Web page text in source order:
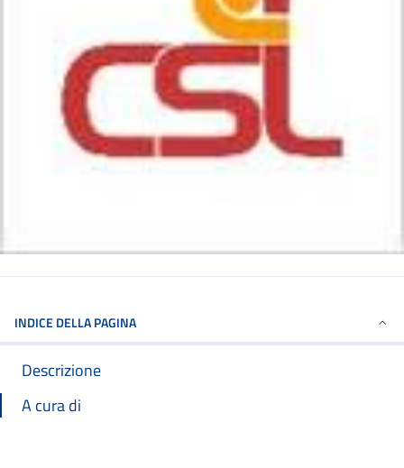
INDICE DELLA PAGINA
Descrizione
A cura di